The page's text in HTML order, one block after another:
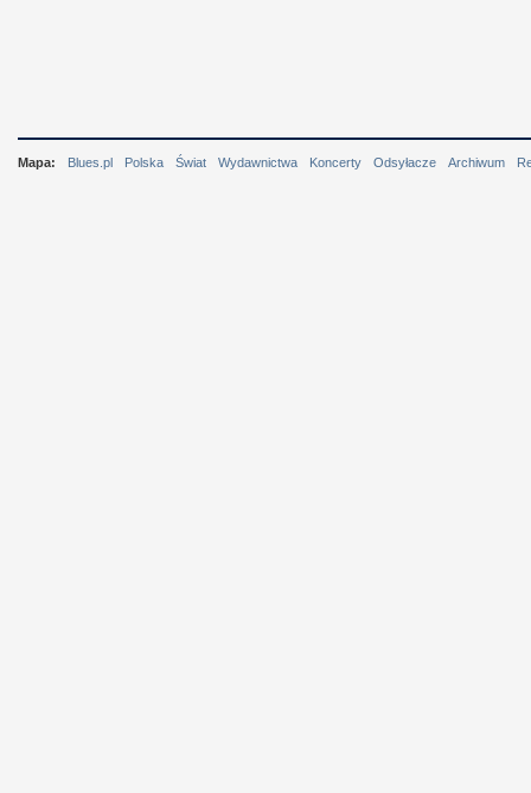
Mapa: Blues.pl Polska Świat Wydawnictwa Koncerty Odsyłacze Archiwum